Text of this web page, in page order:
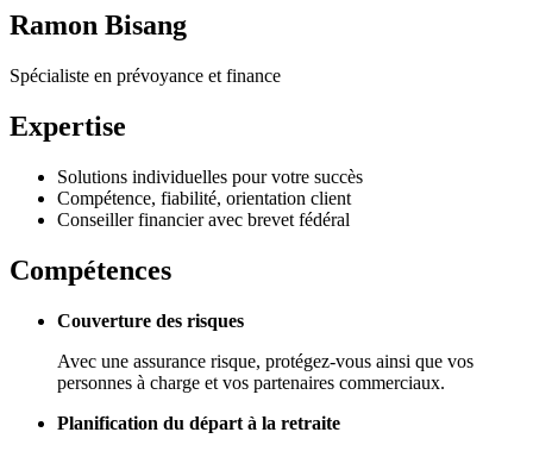
Ramon Bisang
Spécialiste en prévoyance et finance
Expertise
Solutions individuelles pour votre succès
Compétence, fiabilité, orientation client
Conseiller financier avec brevet fédéral
Compétences
Couverture des risques
Avec une assurance risque, protégez-vous ainsi que vos
personnes à charge et vos partenaires commerciaux.
Planification du départ à la retraite